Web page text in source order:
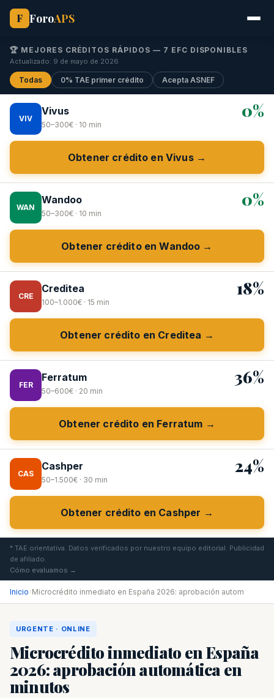
F ForoAPS
🏆 MEJORES CRÉDITOS RÁPIDOS — 7 EFC DISPONIBLES
Actualizado: 9 de mayo de 2026
Todas 0% TAE primer crédito Acepta ASNEF
VIV
Vivus
50–300€ · 10 min
0%
Obtener crédito en Vivus →
WAN
Wandoo
50–300€ · 10 min
0%
Obtener crédito en Wandoo →
CRE
Creditea
100–1.000€ · 15 min
18%
Obtener crédito en Creditea →
FER
Ferratum
50–600€ · 20 min
36%
Obtener crédito en Ferratum →
CAS
Cashper
50–1.500€ · 30 min
24%
Obtener crédito en Cashper →
* TAE orientativa. Datos verificados por nuestro equipo editorial. Publicidad
de afiliado.
Cómo evaluamos →
Inicio›Microcrédito inmediato en España 2026: aprobación autom
URGENTE · ONLINE
Microcrédito inmediato en España
2026: aprobación automática en
minutos